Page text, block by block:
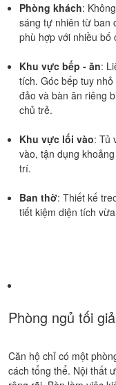
Phòng khách:
sáng tự nhiên từ ban
phù hợp với nhiều bố
Khu vực bếp - ăn:
tích. Góc bếp tuy
đảo và bàn ăn riêng
chủ trẻ.
Khu vực lối vào: Tủ
vào, tận dụng
trí.
Ban thờ: Thiết kế
tiết kiệm diện tích
Phòng ngủ tối
Căn hộ chỉ có một
cách tổng thể. Nội thất